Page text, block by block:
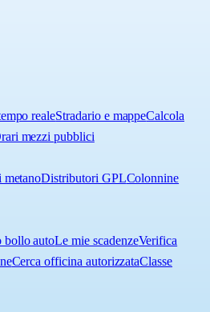
realeStradario e mappeCalcola
mezzi pubblici
Distributori GPLColonnine
bollo autoLe mie scadenzeVerifica
Cerca officina autorizzataClasse